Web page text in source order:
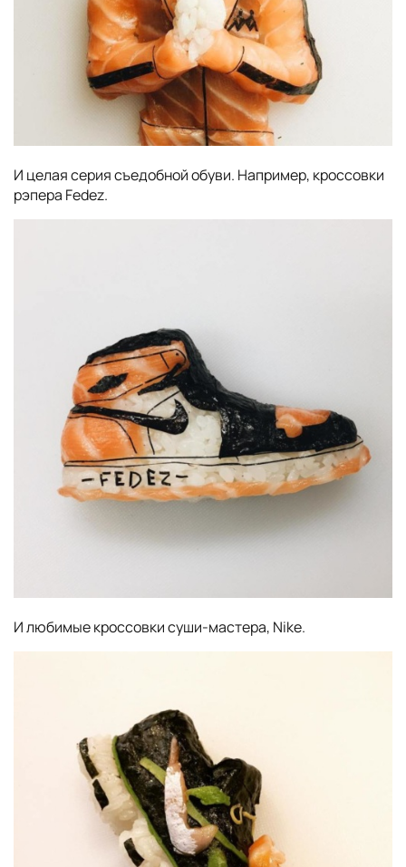
И целая серия съедобной обуви. Например, кроссовки
рэпера Fedez.
И любимые кроссовки суши-мастера, Nike.